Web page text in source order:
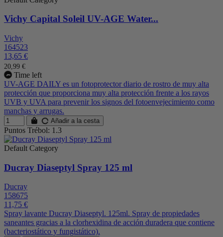
Vichy Capital Soleil UV-AGE Water...
Vichy
164523
13,65 €
20,99 €
Time left
UV-AGE DAILY es un fotoprotector diario de rostro de muy alta
protección que proporciona muy alta protección frente a los rayos
UVB y UVA para prevenir los signos del fotoenvejecimiento como
manchas y arrugas.
Añadir a la cesta
Puntos Trébol: 1.3
Default Category
Ducray Diaseptyl Spray 125 ml
Ducray
158675
11,75 €
Spray lavante Ducray Diaseptyl. 125ml. Spray de propiedades
saneantes gracias a la clorhexidina de acción duradera que contiene
(bacteriostático y fungistático).